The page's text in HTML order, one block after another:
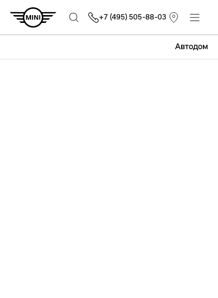
Автодом
+7 (495) 505-88-03